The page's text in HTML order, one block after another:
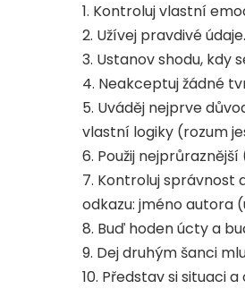
1. Kontroluj vlastní
2. Užívej pravdivé údaje.
3. Ustanov shodu, kdy
4. Neakceptuj žádné
5. Uváděj nejprve
vlastní logiky (rozum
6. Použij
7. Kontroluj správnost
odkazu: jméno autora
8. Buď hoden úcty a
9. Dej druhým šanci
10. Představ si situaci